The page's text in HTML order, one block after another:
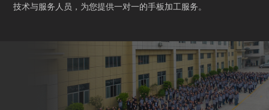
技术与服务人员，为您提供一对一的手板加工服务。